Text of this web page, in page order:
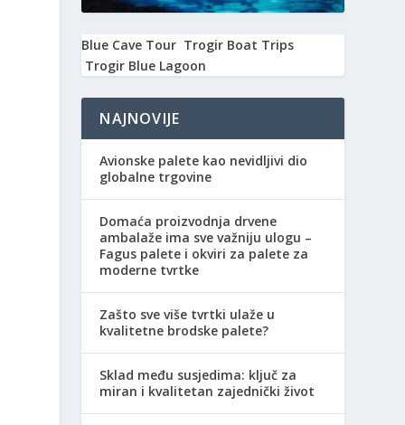
Blue Cave Tour Trogir Boat Trips
Trogir Blue Lagoon
NAJNOVIJE
Avionske palete kao nevidljivi dio
globalne trgovine
Domaća proizvodnja drvene
ambalaže ima sve važniju ulogu –
Fagus palete i okviri za palete za
moderne tvrtke
Zašto sve više tvrtki ulaže u
kvalitetne brodske palete?
Sklad među susjedima: ključ za
miran i kvalitetan zajednički život